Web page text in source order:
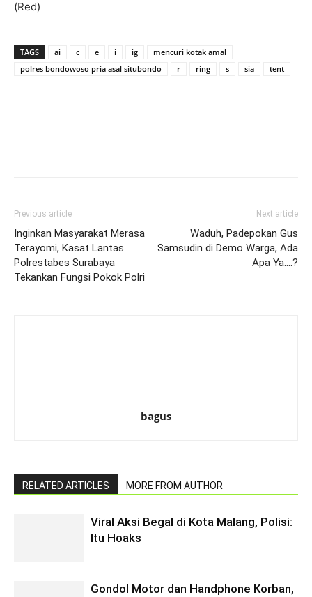
(Red)
TAGS ai c e i ig
mencuri kotak amal
polres bondowoso pria asal situbondo
r ring s sia tent
Previous article
Inginkan Masyarakat Merasa
Terayomi, Kasat Lantas
Polrestabes Surabaya
Tekankan Fungsi Pokok Polri
Next article
Waduh, Padepokan Gus
Samsudin di Demo Warga, Ada
Apa Ya….?
bagus
RELATED ARTICLES MORE FROM AUTHOR
Viral Aksi Begal di Kota Malang, Polisi:
Itu Hoaks
Gondol Motor dan Handphone Korban,